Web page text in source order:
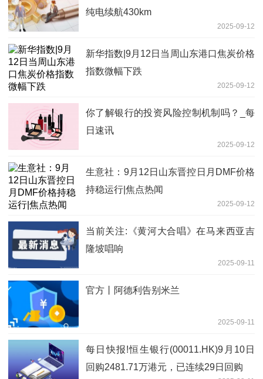
纯电续航430km
2025-09-12
新华指数|9月12日当周山东港口焦炭价格
指数微幅下跌
2025-09-12
你了解银行的投资风险控制机制吗？_每
日速讯
2025-09-12
生意社：9月12日山东晋控日月DMF价格
持稳运行|焦点热闻
2025-09-12
当前关注:《黄河大合唱》在马来西亚吉
隆坡唱响
2025-09-11
官方丨阿德利告别米兰
2025-09-11
每日快报!恒生银行(00011.HK)9月10日
回购2481.71万港元，已连续29日回购